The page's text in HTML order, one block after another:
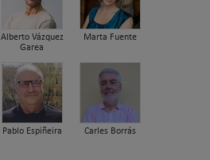
Alberto Vázquez
Garea
Marta Fuente
Pablo Espiñeira Carles Borrás